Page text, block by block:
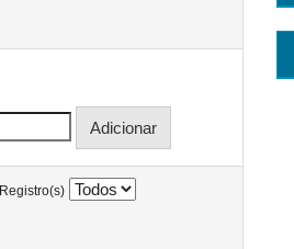
Registro(s)